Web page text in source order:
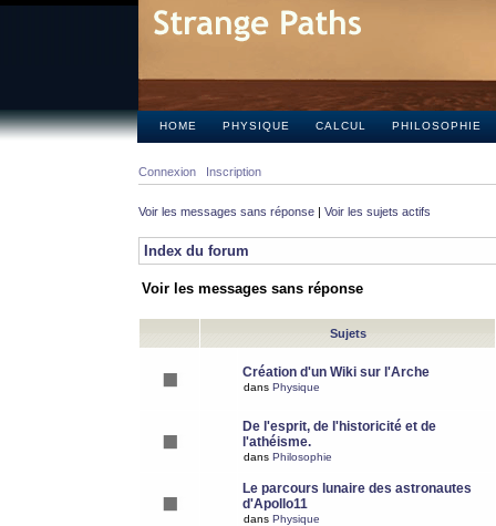
HOME PHYSIQUE CALCUL PHILOSOPHIE
Connexion Inscription
Voir les messages sans réponse | Voir les sujets actifs
Index du forum
Voir les messages sans réponse
Sujets
Création d'un Wiki sur l'Arche
dans Physique
De l'esprit, de l'historicité et de
l'athéisme.
dans Philosophie
Le parcours lunaire des astronautes
d'Apollo11
dans Physique